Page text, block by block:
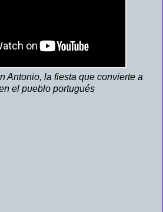
Antonio, la fiesta que convierte a
el pueblo portugués